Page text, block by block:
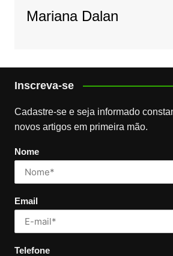
Mariana Dalan
Inscreva-se
Cadastre-se e seja informado
novos artigos em primeira mão.
Nome
Email
Telefone